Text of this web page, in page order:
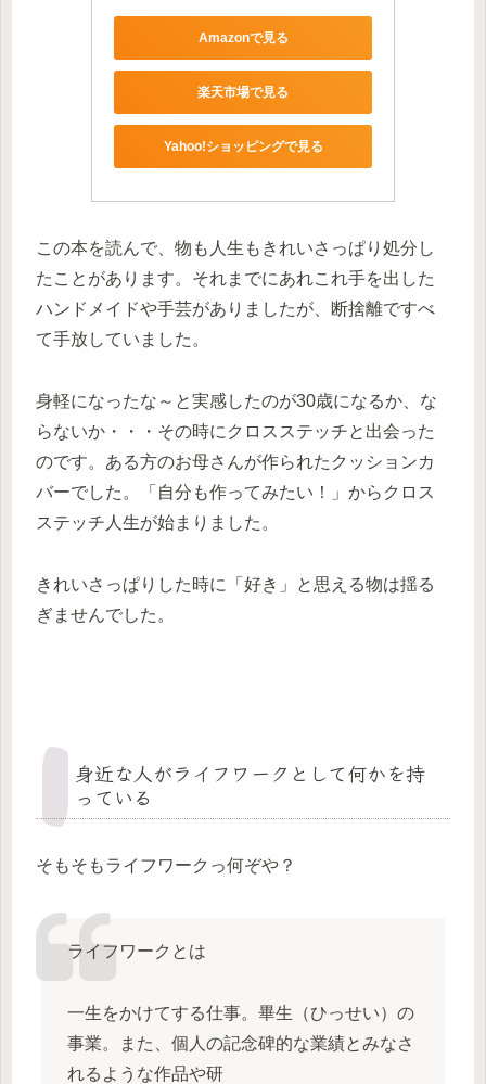
Amazonで見る
楽天市場で見る
Yahoo!ショッピングで見る
この本を読んで、物も人生もきれいさっぱり処分し
たことがあります。それまでにあれこれ手を出した
ハンドメイドや手芸がありましたが、断捨離ですべ
て手放していました。
身軽になったな～と実感したのが30歳になるか、な
らないか・・・その時にクロスステッチと出会った
のです。ある方のお母さんが作られたクッションカ
バーでした。「自分も作ってみたい！」からクロス
ステッチ人生が始まりました。
きれいさっぱりした時に「好き」と思える物は揺る
ぎませんでした。
身近な人がライフワークとして何かを持
っている
そもそもライフワークっ何ぞや？
ライフワークとは
一生をかけてする仕事。畢生（ひっせい）の
事業。また、個人の記念碑的な業績とみなさ
れるような作品や研